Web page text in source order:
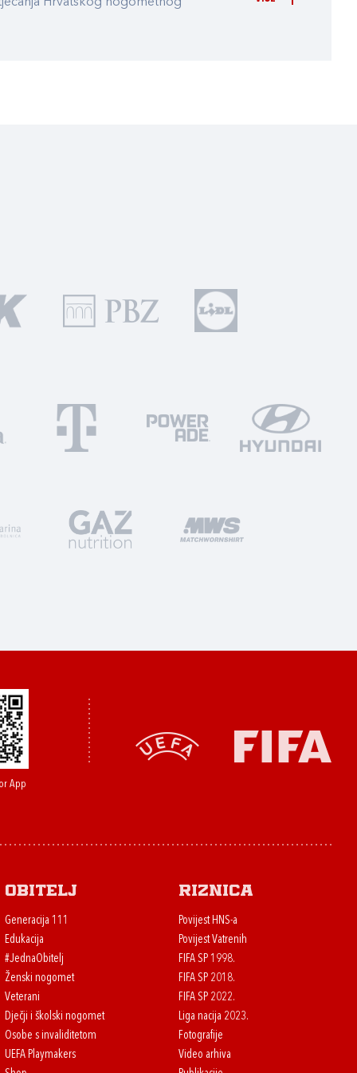
App
Obitelj
Generacija 111
Edukacija
#JednaObitelj
Ženski nogomet
Veterani
Dječji i školski nogomet
Osobe s invaliditetom
UEFA Playmakers
Riznica
Povijest HNS-a
Povijest Vatrenih
FIFA SP 1998.
FIFA SP 2018.
FIFA SP 2022.
Liga nacija 2023.
Fotografije
Video arhiva